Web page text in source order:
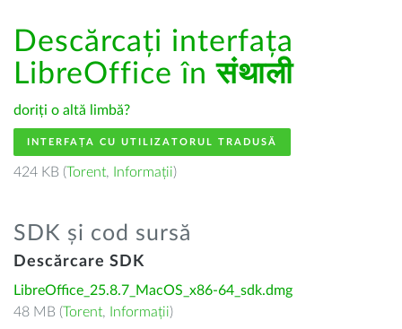
Descărcați interfața
LibreOffice înसंथाली
doriți o altă limbă?
INTERFAȚA CU UTILIZATORUL TRADUSĂ
424 KB (Torent, Informații)
SDK și cod sursă
Descărcare SDK
LibreOffice_25.8.7_MacOS_x86-64_sdk.dmg
48 MB (Torent, Informații)